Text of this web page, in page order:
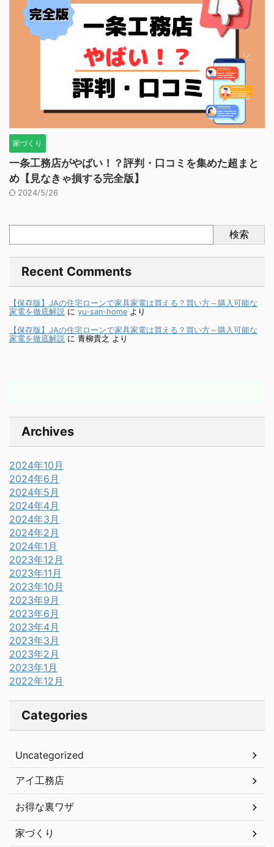
家づくり
一条工務店がやばい！？評判・口コミを集めた超まと
め【見なきゃ損する完全版】
2024/5/26
検索
Recent Comments
【保存版】JAの住宅ローンで家具家電は買える？買い方～購入可能な
家電を徹底解説 に yu-san-home より
【保存版】JAの住宅ローンで家具家電は買える？買い方～購入可能な
家電を徹底解説 に 青柳貴之 より
Archives
2024年10月
2024年6月
2024年5月
2024年4月
2024年3月
2024年2月
2024年1月
2023年12月
2023年11月
2023年10月
2023年9月
2023年6月
2023年4月
2023年3月
2023年2月
2023年1月
2022年12月
Categories
Uncategorized
アイ工務店
お得な裏ワザ
家づくり